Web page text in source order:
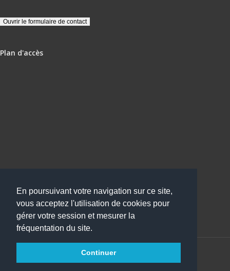
En poursuivant votre navigation sur ce site,
vous acceptez l'utilisation de cookies pour
gérer votre session et mesurer la
fréquentation du site.
Continuer
Plan d'accès
Copyright 2016Collège Jules Simon
websco